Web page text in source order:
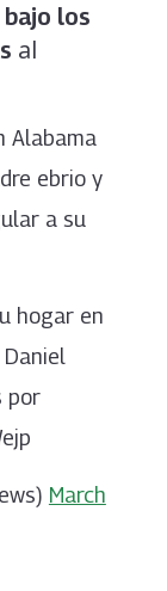
bajo los
al
Alabama
ebrio y
a su
hogar en
Daniel
por
March